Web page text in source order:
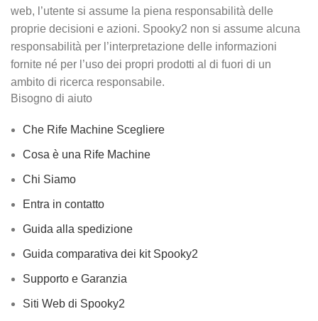
web, l’utente si assume la piena responsabilità delle
proprie decisioni e azioni. Spooky2 non si assume alcuna
responsabilità per l’interpretazione delle informazioni
fornite né per l’uso dei propri prodotti al di fuori di un
ambito di ricerca responsabile.
Bisogno di aiuto
Che Rife Machine Scegliere
Cosa è una Rife Machine
Chi Siamo
Entra in contatto
Guida alla spedizione
Guida comparativa dei kit Spooky2
Supporto e Garanzia
Siti Web di Spooky2